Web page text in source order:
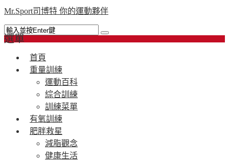
Mr.Sport司博特 你的運動夥伴
選單
首頁
重量訓練
運動百科
綜合訓練
訓練菜單
有氧訓練
肥胖救星
減脂觀念
健康生活